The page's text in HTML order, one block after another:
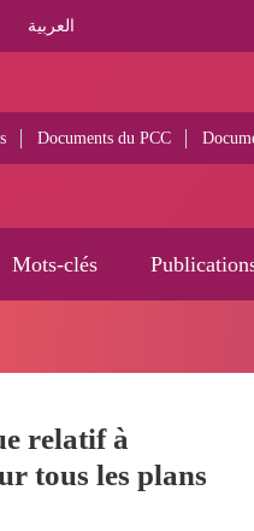
العربية
Documents du PCC
Mots-clés
relatif à
tous les plans